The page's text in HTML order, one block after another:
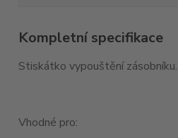
Kompletní specifikace
Stiskátko vypouštění zásobníku.
Vhodné pro: